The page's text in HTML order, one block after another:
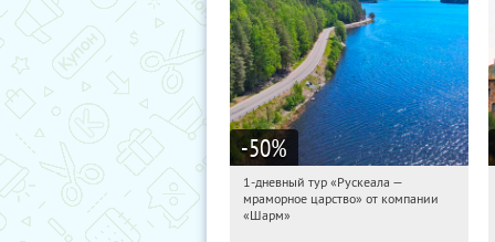
-50%
11:19:06 Купили:
Достоевская
1-дневный тур «Рускеала —
мраморное царство» от компании
«Шарм»